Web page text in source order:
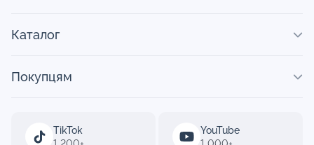
TikTok
YouTube
Каталог
Покупцям